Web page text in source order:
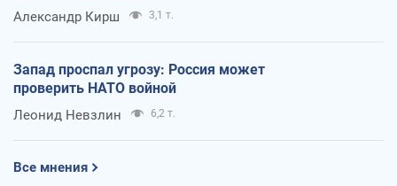
Александр Кирш 3,1 т.
Запад проспал угрозу: Россия может
проверить НАТО войной
Леонид Невзлин 6,2 т.
Все мнения